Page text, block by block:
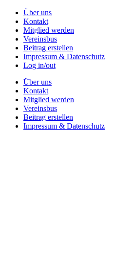
Über uns
Kontakt
Mitglied werden
Vereinsbus
Beitrag erstellen
Impressum & Datenschutz
Log in/out
Über uns
Kontakt
Mitglied werden
Vereinsbus
Beitrag erstellen
Impressum & Datenschutz